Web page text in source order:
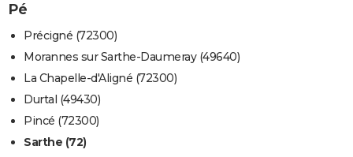
Pé
Précigné (72300)
Morannes sur Sarthe-Daumeray (49640)
La Chapelle-d'Aligné (72300)
Durtal (49430)
Pincé (72300)
Sarthe (72)